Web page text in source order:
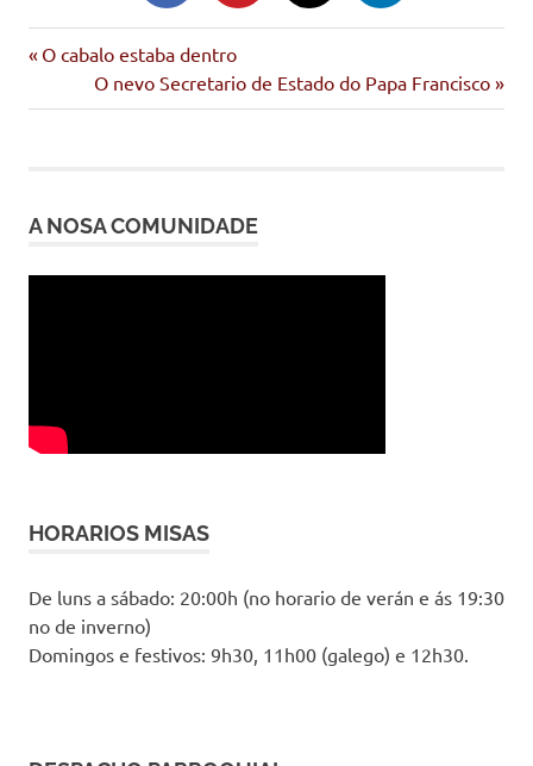
educación
Navegación
de
Entrada
anterior:
O cabalo estaba dentro
Siguiente
entrada:
O nevo Secretario de Estado do Papa Francisco
A NOSA COMUNIDADE
HORARIOS MISAS
De luns a sábado: 20:00h (no horario de verán e ás 19:30
no de inverno)
Domingos e festivos: 9h30, 11h00 (galego) e 12h30.